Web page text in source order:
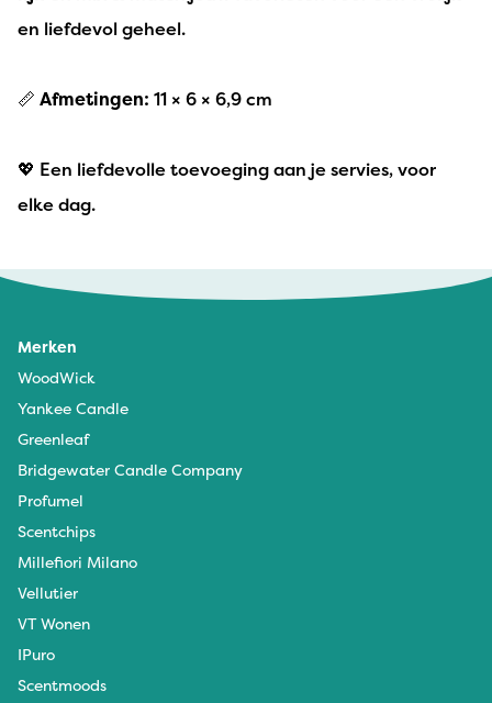
en liefdevol geheel.
📏 Afmetingen: 11 × 6 × 6,9 cm
💖 Een liefdevolle toevoeging aan je servies, voor
elke dag.
Merken
WoodWick
Yankee Candle
Greenleaf
Bridgewater Candle Company
Profumel
Scentchips
Millefiori Milano
Vellutier
VT Wonen
IPuro
Scentmoods